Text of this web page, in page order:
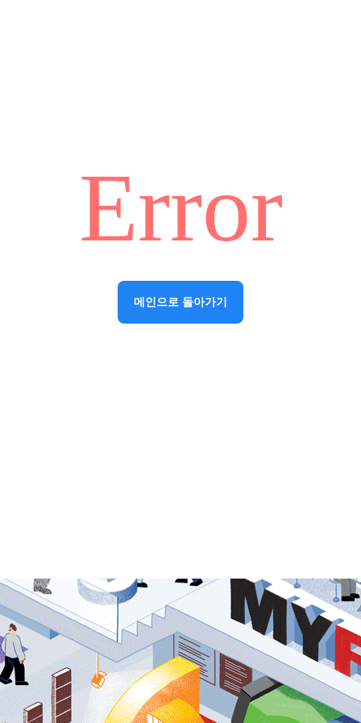
Error
메인으로 돌아가기